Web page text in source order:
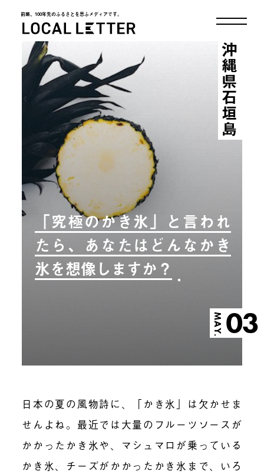
前略、100年先のふるさとを思ふメディアです。
LOCAL LETTER
「究極のかき氷」と言われ
たら、あなたはどんなかき
氷を想像しますか？
MAY. 03
沖縄県石垣島
日本の夏の風物詩に、「かき氷」は欠かせま
せんよね。最近では大量のフルーツソースが
かかったかき氷や、マシュマロが乗っている
かき氷、チーズがかかったかき氷まで、いろ